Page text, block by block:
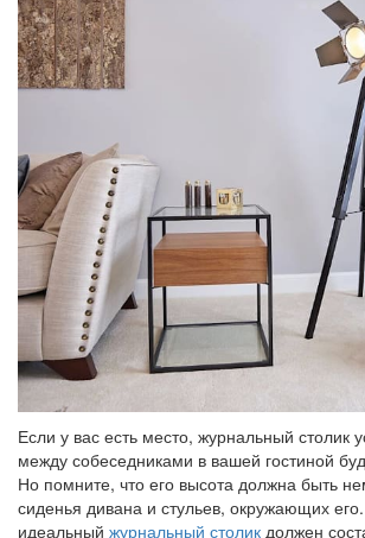
Если у вас есть место, журнальный столик
между собеседниками в вашей гостиной
Но помните, что его высота должна быть
сиденья дивана и стульев, окружающих
идеальный журнальный столик должен